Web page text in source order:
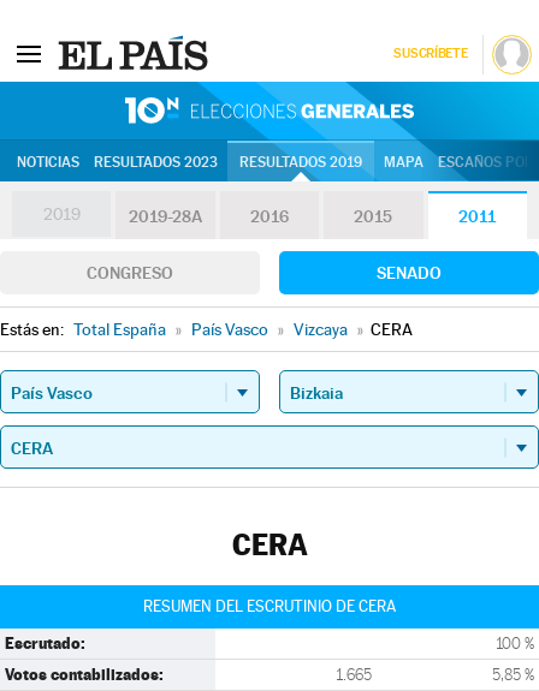
SUSCRÍBETE
NOTICIAS RESULTADOS 2023 RESULTADOS 2019 MAPA ESCAÑOS
2019 2019-28A 2016 2015 2011
CONGRESO SENADO
Estás en: Total España » País Vasco » Vizcaya » CERA
CERA
RESUMEN DEL ESCRUTINIO DE CERA
Escrutado: 100 %
Votos contabilizados: 1.665 5,85 %